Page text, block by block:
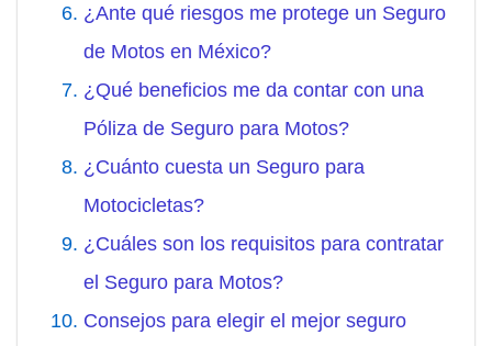
¿Ante qué riesgos me protege un Seguro
de Motos en México?
¿Qué beneficios me da contar con una
Póliza de Seguro para Motos?
¿Cuánto cuesta un Seguro para
Motocicletas?
¿Cuáles son los requisitos para contratar
el Seguro para Motos?
Consejos para elegir el mejor seguro